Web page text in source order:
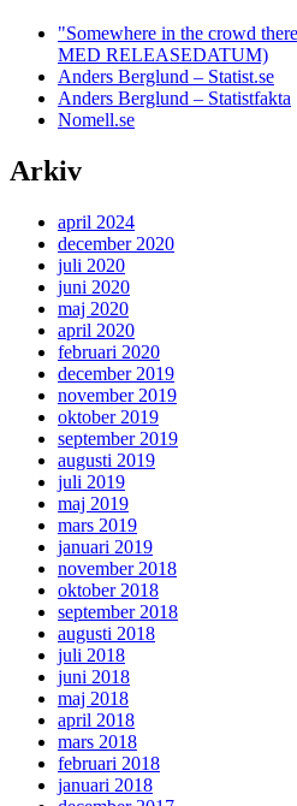
"Somewhere in the crowd
MED RELEASEDATUM)
Anders Berglund – Statist.se
Anders Berglund – Statistfakta
Nomell.se
Arkiv
april 2024
december 2020
juli 2020
juni 2020
maj 2020
april 2020
februari 2020
december 2019
november 2019
oktober 2019
september 2019
augusti 2019
juli 2019
maj 2019
mars 2019
januari 2019
november 2018
oktober 2018
september 2018
augusti 2018
juli 2018
juni 2018
maj 2018
april 2018
mars 2018
februari 2018
januari 2018